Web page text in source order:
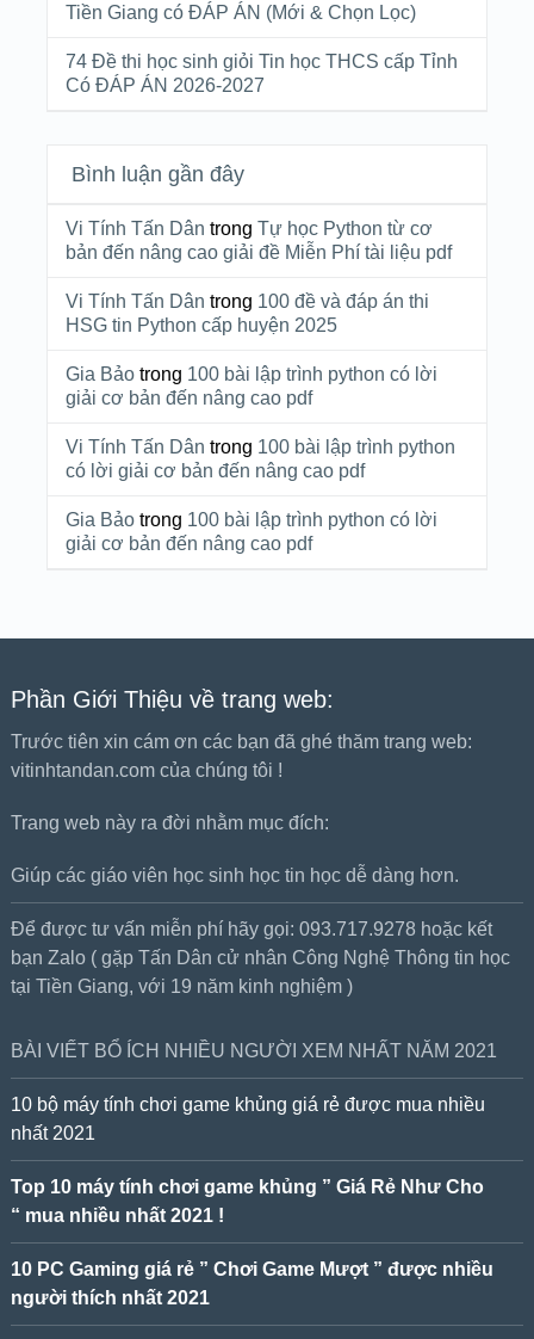
Tiền Giang có ĐÁP ÁN (Mới & Chọn Lọc)
74 Đề thi học sinh giỏi Tin học THCS cấp Tỉnh
Có ĐÁP ÁN 2026-2027
Bình luận gần đây
Vi Tính Tấn Dân trong Tự học Python từ cơ
bản đến nâng cao giải đề Miễn Phí tài liệu pdf
Vi Tính Tấn Dân trong 100 đề và đáp án thi
HSG tin Python cấp huyện 2025
Gia Bảotrong 100 bài lập trình python có lời
giải cơ bản đến nâng cao pdf
Vi Tính Tấn Dân trong 100 bài lập trình python
có lời giải cơ bản đến nâng cao pdf
Gia Bảotrong 100 bài lập trình python có lời
giải cơ bản đến nâng cao pdf
Phần Giới Thiệu về trang web:
Trước tiên xin cám ơn các bạn đã ghé thăm trang web:
vitinhtandan.com của chúng tôi !
Trang web này ra đời nhằm mục đích:
Giúp các giáo viên học sinh học tin học dễ dàng hơn.
Để được tư vấn miễn phí hãy gọi: 093.717.9278 hoặc kết
bạn Zalo ( gặp Tấn Dân cử nhân Công Nghệ Thông tin học
tại Tiền Giang, với 19 năm kinh nghiệm )
BÀI VIẾT BỔ ÍCH NHIỀU NGƯỜI XEM NHẤT NĂM 2021
10 bộ máy tính chơi game khủng giá rẻ được mua nhiều
nhất 2021
Top 10 máy tính chơi game khủng ” Giá Rẻ Như Cho
“ mua nhiều nhất 2021 !
10 PC Gaming giá rẻ ” Chơi Game Mượt ” được nhiều
người thích nhất 2021